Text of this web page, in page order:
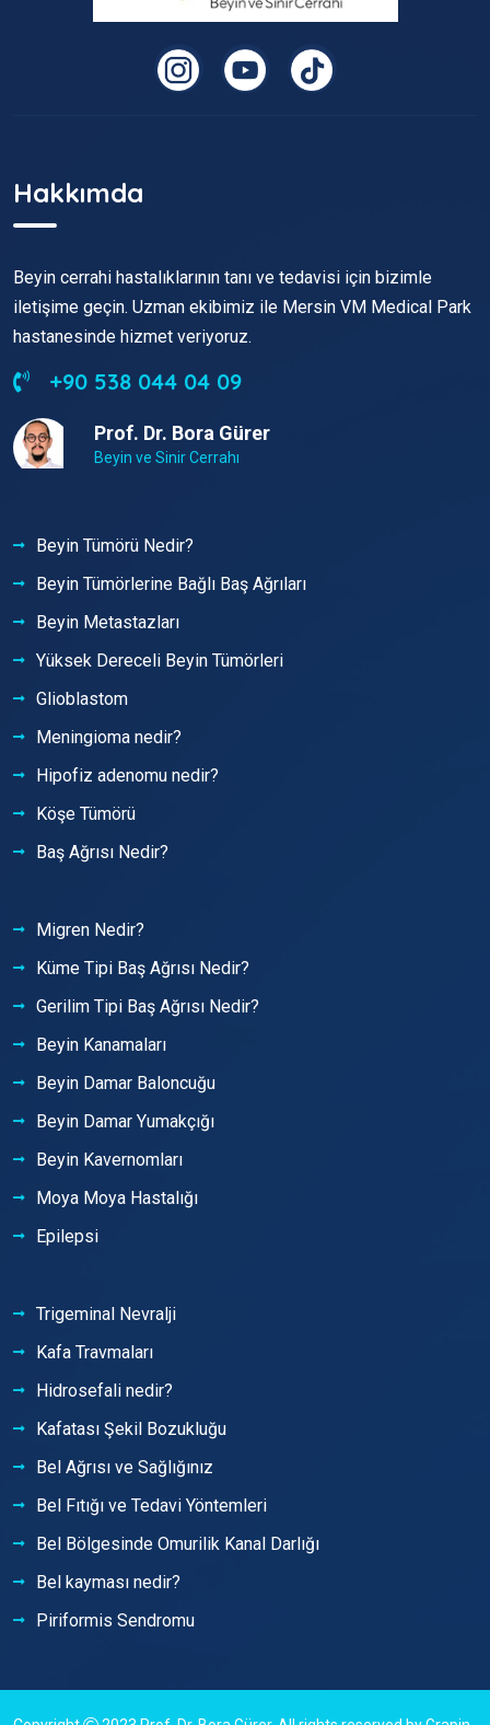
Hakkımda
Beyin cerrahi hastalıklarının tanı ve tedavisi için bizimle
iletişime geçin. Uzman ekibimiz ile Mersin VM Medical Park
hastanesinde hizmet veriyoruz.
+90 538 044 04 09
Prof. Dr. Bora Gürer
Beyin ve Sinir Cerrahı
Beyin Tümörü Nedir?
Beyin Tümörlerine Bağlı Baş Ağrıları
Beyin Metastazları
Yüksek Dereceli Beyin Tümörleri
Glioblastom
Meningioma nedir?
Hipofiz adenomu nedir?
Köşe Tümörü
Baş Ağrısı Nedir?
Migren Nedir?
Küme Tipi Baş Ağrısı Nedir?
Gerilim Tipi Baş Ağrısı Nedir?
Beyin Kanamaları
Beyin Damar Baloncuğu
Beyin Damar Yumakçığı
Beyin Kavernomları
Moya Moya Hastalığı
Epilepsi
Trigeminal Nevralji
Kafa Travmaları
Hidrosefali nedir?
Kafatası Şekil Bozukluğu
Bel Ağrısı ve Sağlığınız
Bel Fıtığı ve Tedavi Yöntemleri
Bel Bölgesinde Omurilik Kanal Darlığı
Bel kayması nedir?
Piriformis Sendromu